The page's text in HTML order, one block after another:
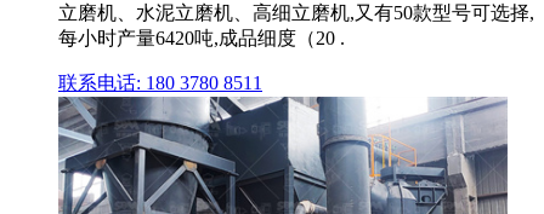
立磨机、水泥立磨机、高细立磨机,又有50款型号可选择,
每小时产量6420吨,成品细度（20 .
联系电话: 180 3780 8511